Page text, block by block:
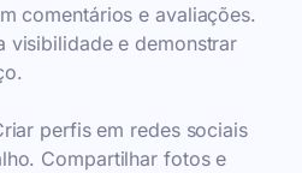
comentários e avaliações.
visibilidade e demonstrar
perfis em redes sociais
Compartilhar fotos e